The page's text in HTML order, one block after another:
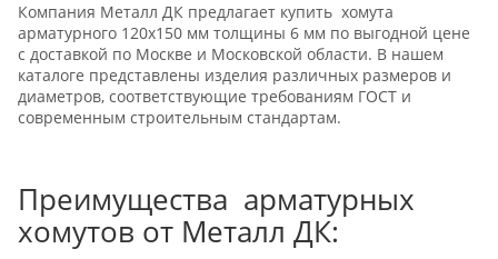
Компания Металл ДК предлагает купить хомута
арматурного 120х150 мм толщины 6 мм по выгодной цене
с доставкой по Москве и Московской области. В нашем
каталоге представлены изделия различных размеров и
диаметров, соответствующие требованиям ГОСТ и
современным строительным стандартам.
Преимущества арматурных
хомутов от Металл ДК: